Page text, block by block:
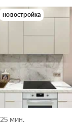
новостройка
25 мин.